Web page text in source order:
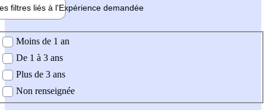
filtres liés à l'Expérience demandée
demandée
Moins de 1 an
De 1 à 3 ans
Plus de 3 ans
Non renseignée